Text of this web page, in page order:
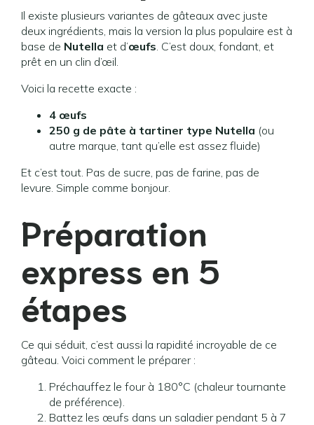
Il existe plusieurs variantes de gâteaux avec juste
deux ingrédients, mais la version la plus populaire est à
base de Nutella et d’œufs. C’est doux, fondant, et
prêt en un clin d’œil.
Voici la recette exacte :
4 œufs
250 g de pâte à tartiner type Nutella (ou
autre marque, tant qu’elle est assez fluide)
Et c’est tout. Pas de sucre, pas de farine, pas de
levure. Simple comme bonjour.
Préparation
express en 5
étapes
Ce qui séduit, c’est aussi la rapidité incroyable de ce
gâteau. Voici comment le préparer :
Préchauffez le four à 180°C (chaleur tournante
de préférence).
Battez les œufs dans un saladier pendant 5 à 7